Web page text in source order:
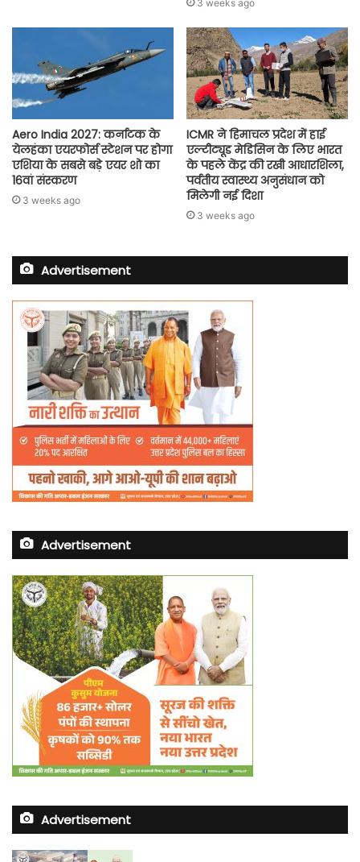
3 weeks ago
Aero India 2027: कर्नाटक के
येलहंका एयरफोर्स स्टेशन पर होगा
एशिया के सबसे बड़े एयर शो का
16वां संस्करण
3 weeks ago
ICMR ने हिमाचल प्रदेश में हाई
एल्टीट्यूड मेडिसिन के लिए भारत
के पहले केंद्र की रखी आधारशिला,
पर्वतीय स्वास्थ्य अनुसंधान को
मिलेगी नई दिशा
3 weeks ago
Advertisement
Advertisement
Advertisement